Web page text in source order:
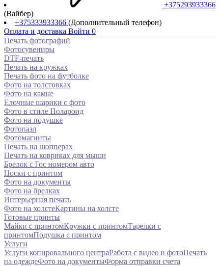
+375293933366
(Вайбер)
+375333933366 (Дополнительный телефон)
Оплата и доставка Войти 0
Печать фотографий
Фотосувениры
DTF-печать
Печать на кружках
Печать фото на футболке
Фото на толстовках
Фото на камне
Елочные шарики с фото
Фото в стиле Полароид
Фото на подушке
Фотопазл
Фотомагниты
Печать на шопперах
Печать на ковриках для мыши
Брелок с Гос номером авто
Носки с принтом
Фото на документы
Фото на брелках
Интерьерная печать
Фото на холстеКартины на холсте
Готовые принты
Майки с принтомКружки с принтомТарелки с
принтомПодушка с принтом
Услуги
Услуги копировального центраРабота с видео и фотоПечать
на одеждеФото на документыФорма отправки счета